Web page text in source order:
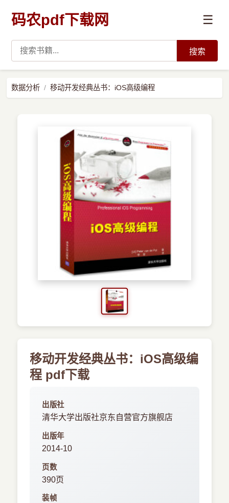
码农pdf下载网 ☰
预订书籍
搜索
数据分析 移动开发经典丛书：iOS高级编程
移动开发经典丛书：iOS高级编
程 pdf下载
出版社
清华大学出版社京东自营官方旗舰店
出版年
2014-10
页数
390页
装帧